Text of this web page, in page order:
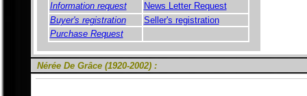
Information request
News Letter Request
Buyer's registration
Seller's registration
Purchase Request
Nérée De Grâce(1920-2002) :